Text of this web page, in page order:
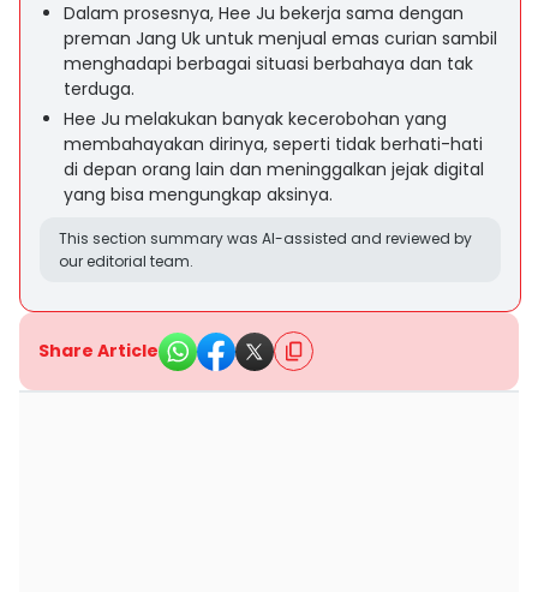
Dalam prosesnya, Hee Ju bekerja sama dengan
preman Jang Uk untuk menjual emas curian sambil
menghadapi berbagai situasi berbahaya dan tak
terduga.
Hee Ju melakukan banyak kecerobohan yang
membahayakan dirinya, seperti tidak berhati-hati
di depan orang lain dan meninggalkan jejak digital
yang bisa mengungkap aksinya.
This section summary was AI-assisted and reviewed by
our editorial team.
Share Article